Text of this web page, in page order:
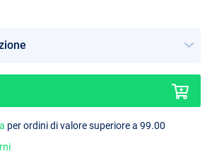
per ordini di valore superiore a 99.00